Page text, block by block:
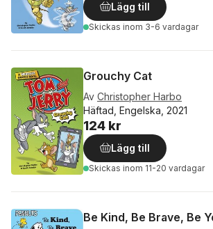
Lägg till
Skickas inom 3-6 vardagar
Grouchy Cat
Av Christopher Harbo
Häftad, Engelska, 2021
124 kr
Lägg till
Skickas inom 11-20 vardagar
Be Kind, Be Brave, Be